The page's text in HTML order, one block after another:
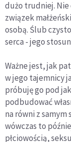
dużo trudniej. Nie
związek
osobą. Ślub
serca - jego
Ważne jest, jak
w jego tajemnicy
próbuję go pod
podbudować
na równi z
wówczas to
płciowością,